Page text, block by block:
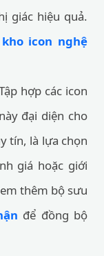
giác hiệu quả.
kho icon nghệ
hợp các icon
đại diện cho
tín, là lựa chọn
giá hoặc giới
thêm bộ sưu
để đồng bộ